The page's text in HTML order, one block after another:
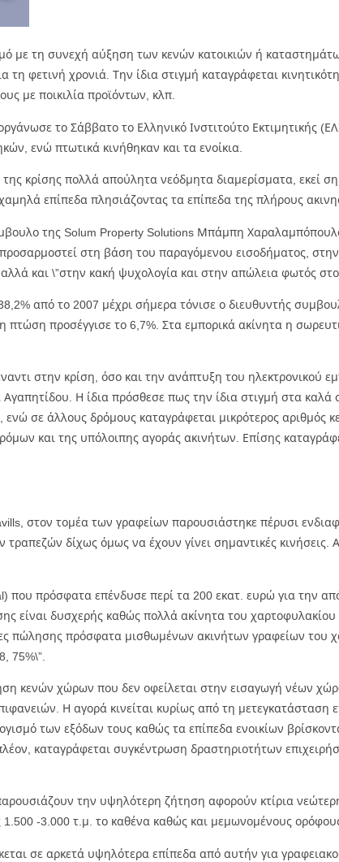
τη συνεχή αύξηση των κενών κατοικιών ή
τη φετινή χρονιά. Την ίδια στιγμή καταγράφεται
με ποικιλία προϊόντων, κλπ.
το Σάββατο το Ελληνικό Ινστιτούτο Εκτιμητικής
ενώ πτωτικά κινήθηκαν και τα ενοίκια.
κρίσης πολλά απούλητα νεόδμητα διαμερίσματα, εκεί
επίπεδα πλησιάζοντας τα επίπεδα της πλήρους
της Solum Property Solutions Μπάμπη
στη βάση του παραγόμενου εισοδήματος,
και \”στην κακή ψυχολογία και στην απώλεια φωτός
από το 2007 μέχρι σήμερα τόνισε ο διευθυντής
προσέγγισε το 6,7%. Στα εμπορικά ακίνητα η
στην κρίση, όσο και την ανάπτυξη του ηλεκτρονικού
Αγαπητίδου. Η ίδια πρόσθεσε πως την ίδια στιγμή στα
σε άλλους δρόμους καταγράφεται μικρότερος
και της υπόλοιπης αγοράς ακινήτων. Επίσης
στον τομέα των γραφείων παρουσιάστηκε πέρυσι
δίχως όμως να έχουν γίνει σημαντικές κινήσεις.
που πρόσφατα επένδυσε περί τα 200 εκατ. ευρώ για την
είναι δυσχερής καθώς πολλά ακίνητα του
πώλησης πρόσφατα μισθωμένων ακινήτων γραφείων του
75%\”.
κενών χώρων που δεν οφείλεται στην εισαγωγή νέων
Η αγορά κινείται κυρίως από τη
των εξόδων τους καθώς τα επίπεδα ενοικίων
καταγράφεται συγκέντρωση δραστηριοτήτων
την υψηλότερη ζήτηση αφορούν κτίρια
1.500 -3.000 τ.μ. το καθένα καθώς και μεμωνομένους
σε αρκετά υψηλότερα επίπεδα από αυτήν για